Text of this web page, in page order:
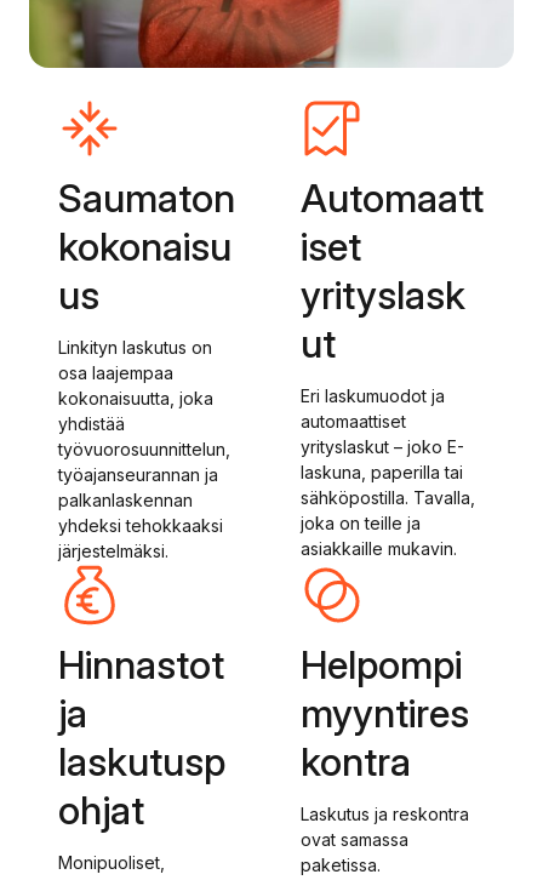
Saumaton
kokonaisu
us
Linkityn laskutus on
osa laajempaa
kokonaisuutta, joka
yhdistää
työvuorosuunnittelun,
työajanseurannan ja
palkanlaskennan
yhdeksi tehokkaaksi
järjestelmäksi.
Automaatt
iset
yrityslask
ut
Eri laskumuodot ja
automaattiset
yrityslaskut – joko E-
laskuna, paperilla tai
sähköpostilla. Tavalla,
joka on teille ja
asiakkaille mukavin.
Hinnastot
ja
laskutusp
ohjat
Monipuoliset,
Helpompi
myyntires
kontra
Laskutus ja reskontra
ovat samassa
paketissa.